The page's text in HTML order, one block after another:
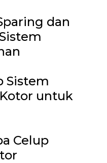
dan
Sistem
untuk
Celup